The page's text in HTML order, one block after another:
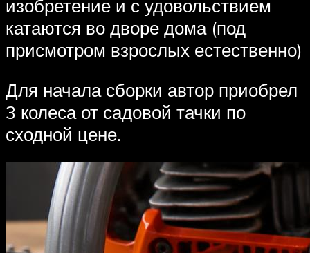
изобретение и с удовольствием
катаются во дворе дома (под
присмотром взрослых естественно)
Для начала сборки автор приобрел
3 колеса от садовой тачки по
сходной цене.